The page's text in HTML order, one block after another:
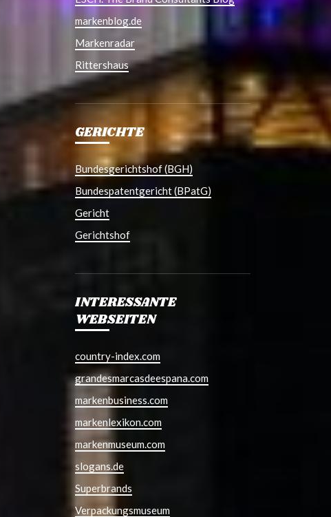
markenblog.de
Markenradar
Rittershaus
GERICHTE
Bundesgerichtshof (BGH)
Bundespatentgericht (BPatG)
Gericht
Gerichtshof
INTERESSANTE
WEBSEITEN
country-index.com
grandesmarcasdeespana.com
markenbusiness.com
markenlexikon.com
markenmuseum.com
slogans.de
Superbrands
Verpackungsmuseum